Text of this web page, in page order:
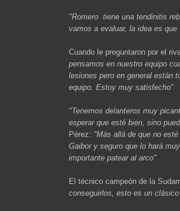
"Romero tiene una tendinitis
vamos a evaluar, la idea es que
Cuando le preguntaron por el
pensamos en nuestro equipo
lesiones pero en general están
equipo. Estoy muy satisfecho"
"Tenemos delanteros muy
esperar que esté bien, sino
Pérez: "Más allá de que no
Gaibor y seguro que lo hará
importante patear al arco"
El técnico campeón de la
conseguirlos, esto es un